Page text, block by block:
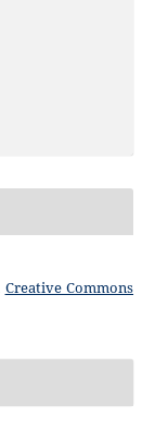
Creative Commons